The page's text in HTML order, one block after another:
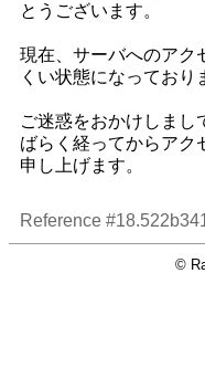
とうございます。
現在、サーバへのアク
くい状態になっており
ご迷惑をおかけしまし
ばらく経ってからアク
申し上げます。
Reference
©